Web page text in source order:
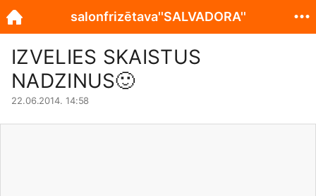
IZVELIES SKAISTUS
NADZINUS🙂
22.06.2014. 14:58
salonfrizētava''SALVADORA''